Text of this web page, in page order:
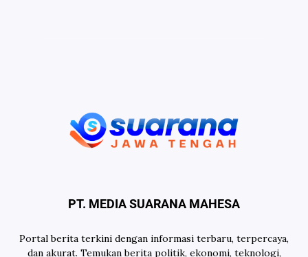
PT. MEDIA SUARANA MAHESA
Portal berita terkini dengan informasi terbaru, terpercaya,
dan akurat. Temukan berita politik, ekonomi, teknologi,